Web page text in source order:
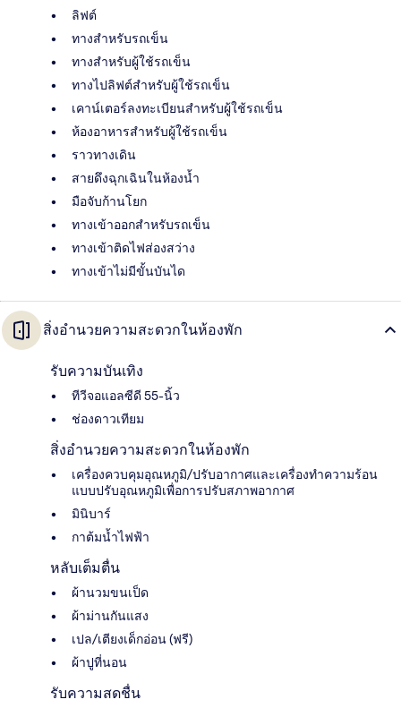
ลิฟต์
ทางสำหรับรถเข็น
ทางสำหรับผู้ใช้รถเข็น
ทางไปลิฟต์สำหรับผู้ใช้รถเข็น
เคาน์เตอร์ลงทะเบียนสำหรับผู้ใช้รถเข็น
ห้องอาหารสำหรับผู้ใช้รถเข็น
ราวทางเดิน
สายดึงฉุกเฉินในห้องน้ำ
มือจับก้านโยก
ทางเข้าออกสำหรับรถเข็น
ทางเข้าติดไฟส่องสว่าง
ทางเข้าไม่มีขั้นบันได
สิ่งอำนวยความสะดวกในห้องพัก
รับความบันเทิง
ทีวีจอแอลซีดี 55-นิ้ว
ช่องดาวเทียม
สิ่งอำนวยความสะดวกในห้องพัก
เครื่องควบคุมอุณหภูมิ/ปรับอากาศและเครื่องทำความร้อน
แบบปรับอุณหภูมิเพื่อการปรับสภาพอากาศ
มินิบาร์
กาต้มน้ำไฟฟ้า
หลับเต็มตื่น
ผ้านวมขนเป็ด
ผ้าม่านกันแสง
เปล/เตียงเด็กอ่อน (ฟรี)
ผ้าปูที่นอน
รับความสดชื่น